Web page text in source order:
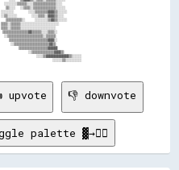
░░▒▒▒▒░░▒▒▒▒▒▒▒▒▒▒▒▒▒▒░░░░░░
░░░░▒▒▒▒▒▒▒▒▓▓▓▓▒▒░░░░░░
░░░░▒▒▒▒░░▓▓▓▓▒▒░░░░
░░░░░░░░▒▒▓▓▒▒░░░░░░
░░▒▒▒▒▒▒▒▒▒▒▒▒▒▒▒▒▒▒▒▒▒▒░░▒▒▒▒▒▒
▒▒▒▒▒▒▒▒▒▒▒▒▒▒▒▒▒▒▒▒▒▒▒▒▓▓▓▓░░
░░▒▒▒▒▒▒▒▒▒▒▒▒▒▒▒▒▒▒▒▒▒▒▓▓▒▒
▒▒▒▒▒▒▒▒▒▒▒▒▒▒▒▒▒▒▓▓▓▓▓▓
░░▒▒▒▒▒▒▒▒▒▒▒▒▒▒▓▓▓▓▒▒
░░░░▒▒▓▓▓▓▓▓▓▓▓▓▓▓▓▓▒▒░░░░░░
upvote 👎 downvote
palette ▓→✊🏽